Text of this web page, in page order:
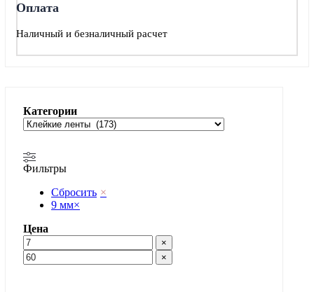
Оплата
Наличный и безналичный расчет
Категории
Фильтры
Сбросить ×
9 мм×
Цена
×
×